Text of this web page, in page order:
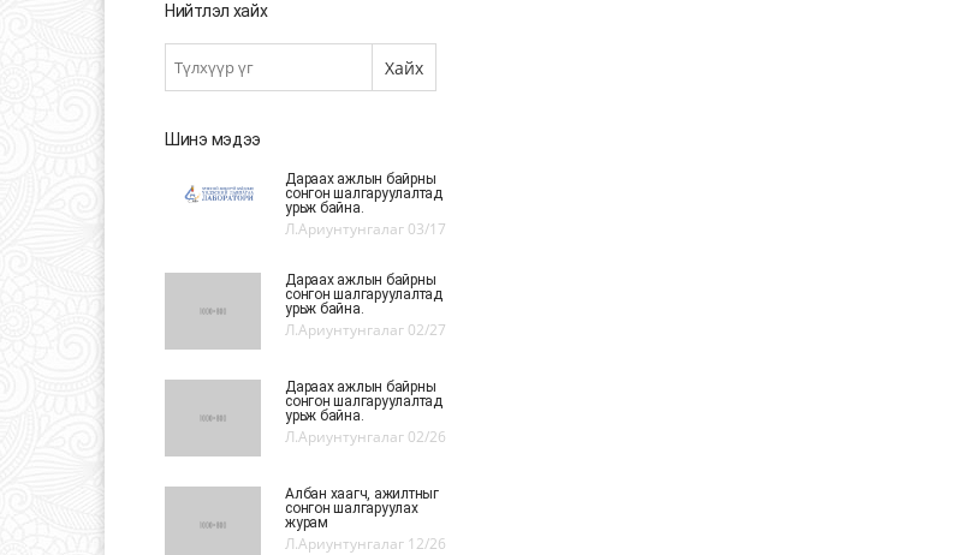
Нийтлэл хайх
Шинэ мэдээ
Дараах ажлын байрны
сонгон шалгаруулалтад
урьж байна.
Л.Ариунтунгалаг 03/17
Дараах ажлын байрны
сонгон шалгаруулалтад
урьж байна.
Л.Ариунтунгалаг 02/27
Дараах ажлын байрны
сонгон шалгаруулалтад
урьж байна.
Л.Ариунтунгалаг 02/26
Албан хаагч, ажилтныг
сонгон шалгаруулах
журам
Л.Ариунтунгалаг 12/26